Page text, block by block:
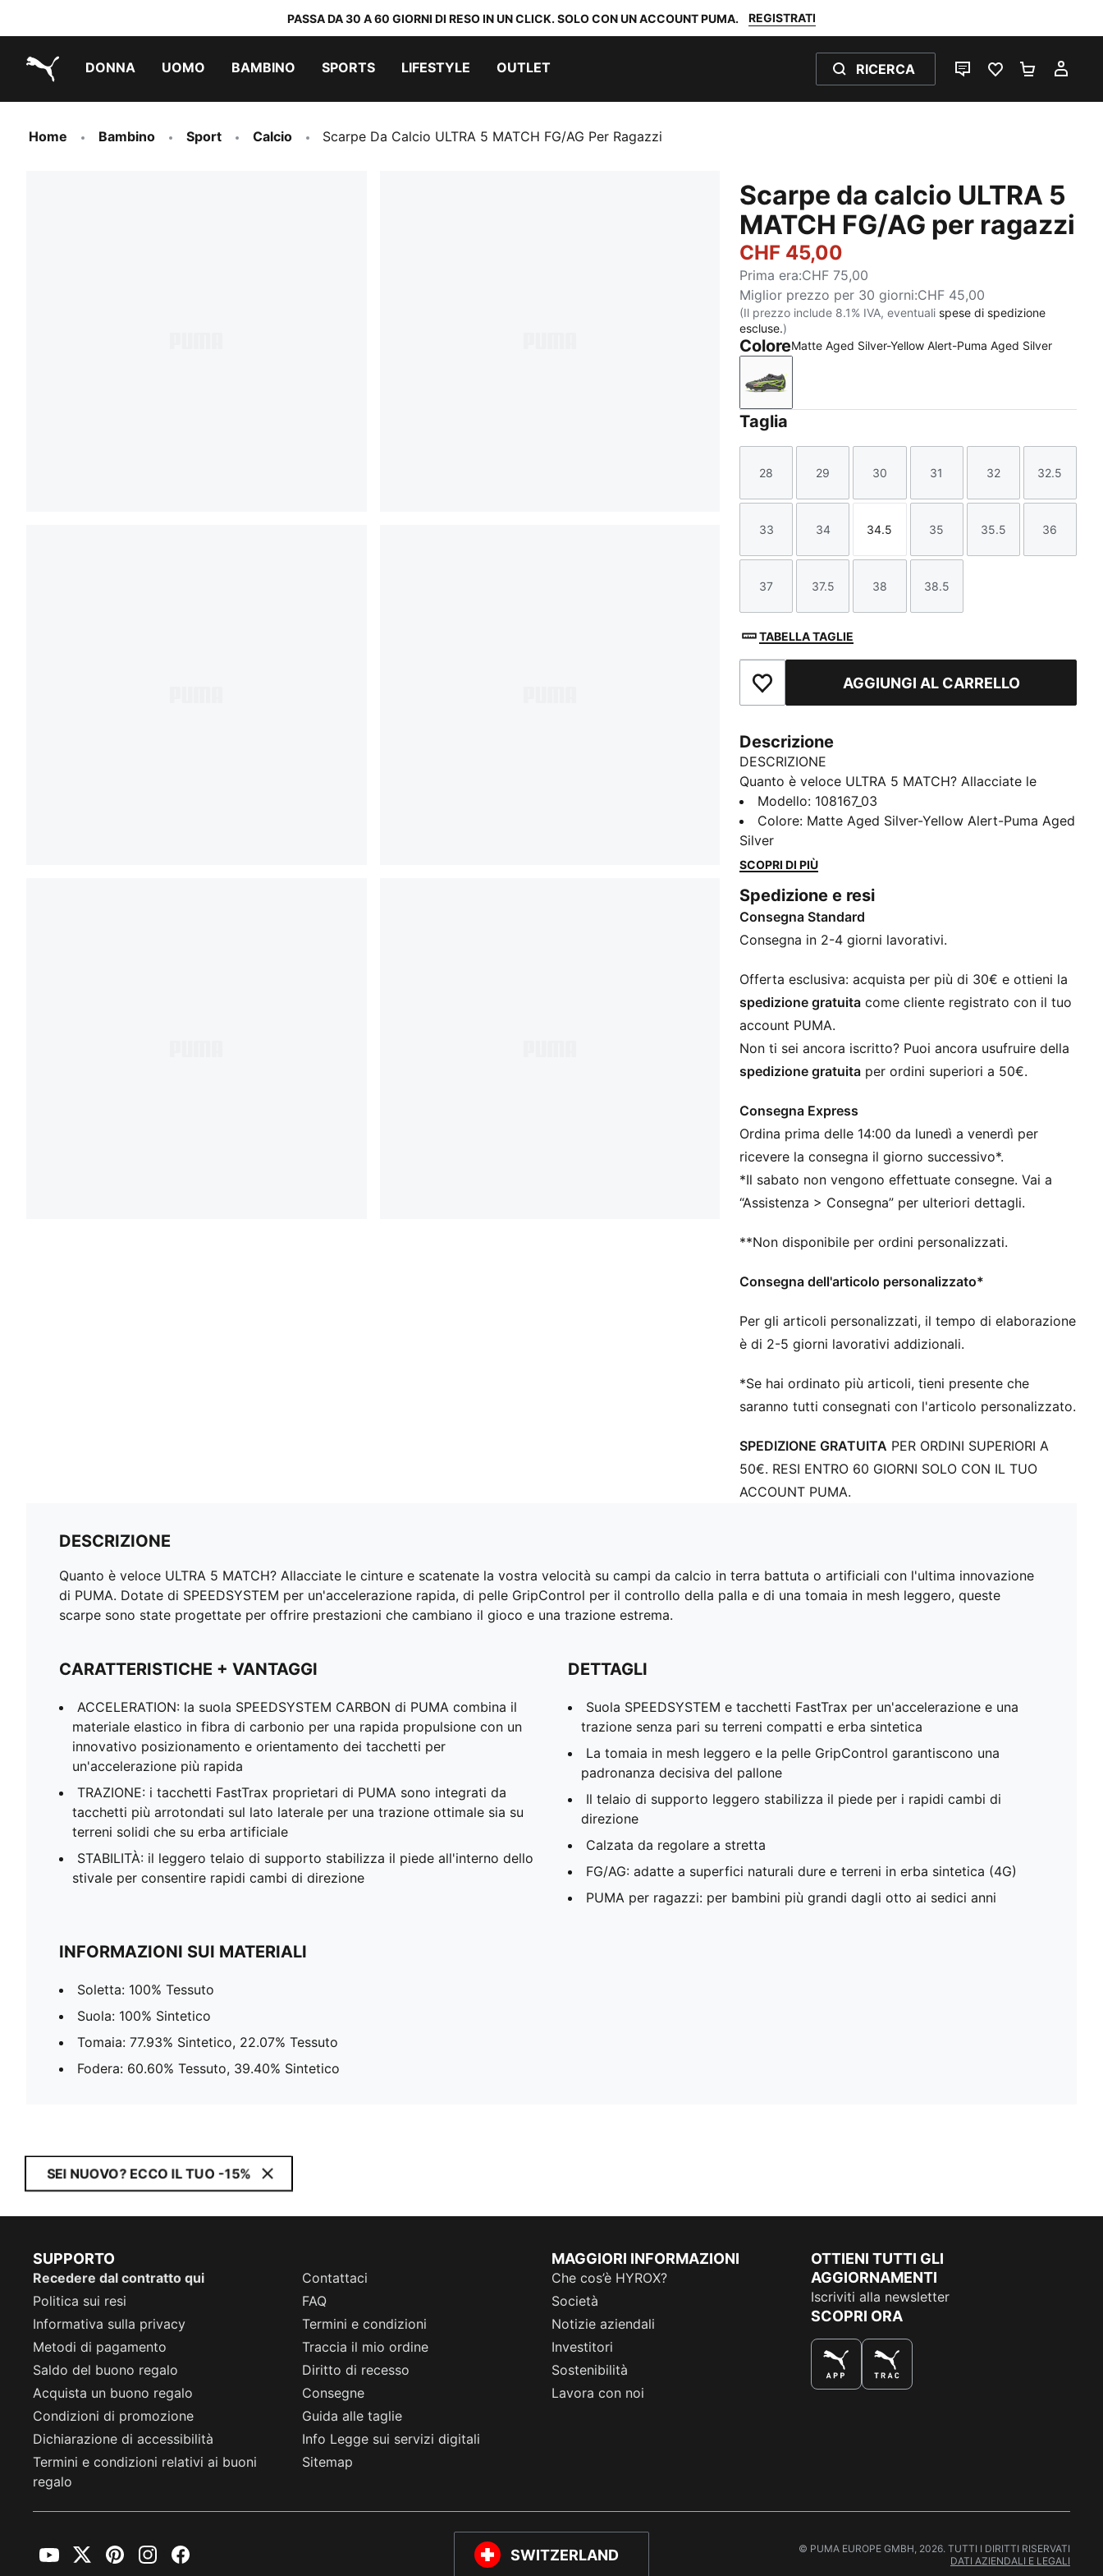
PASSA DA 30 A 60 GIORNI DI RESO IN UN CLICK. SOLO CON UN ACCOUNT PUMA. REGISTRATI
DONNA UOMO BAMBINO SPORTS LIFESTYLE OUTLET RICERCA
CHAT PREFERITI 0
Home Bambino Sport Calcio Scarpe Da Calcio ULTRA 5 MATCH FG/AG Per Ragazzi
Scarpe da calcio ULTRA 5
MATCH FG/AG per ragazzi
CHF 45,00
Prima era:CHF 75,00
Miglior prezzo per 30 giorni:CHF 45,00
(Il prezzo include 8.1% IVA, eventuali spese di spedizione
escluse.)
ColoreMatte Aged Silver-Yellow Alert-Puma Aged Silver
Matte Aged Silver-Yellow Alert-Puma Aged Silver
Taglia
Taglia
28
Taglia
29
Taglia
30
Taglia
31
Taglia
32
Taglia
32.5
Taglia
33
Taglia
34
Taglia
34.5
Taglia
35
Taglia
35.5
Taglia
36
Taglia
37
Taglia
37.5
Taglia
38
Taglia
38.5
TABELLA TAGLIE
Aggiungi ai PreferitiAGGIUNGI AL CARRELLO
Descrizione
DESCRIZIONE
Quanto è veloce ULTRA 5 MATCH? Allacciate le
cinture e scatenate la vostra velocità su campi da
calcio in terra battuta o artificiali con l'ultima
innovazione di PUMA. Dotate di SPEEDSYSTEM per
un'accelerazione rapida, di pelle GripControl per il
queste scarpe sono state progettate per offrire
prestazioni che cambiano il gioco e una trazione
estrema.
ACCELERATION: la suola SPEEDSYSTEM CARBON di
PUMA combina il materiale elastico in fibra di
carbonio per una rapida propulsione con un
tacchetti per un'accelerazione più rapida
TRAZIONE: i tacchetti FastTrax proprietari di PUMA
laterale per una trazione ottimale sia su terreni solidi
che su erba artificiale
STABILITÀ: il leggero telaio di supporto stabilizza il
piede all'interno dello stivale per consentire rapidi
cambi di direzione
Suola SPEEDSYSTEM e tacchetti FastTrax per
un'accelerazione e una trazione senza pari su terreni
compatti e erba sintetica
La tomaia in mesh leggero e la pelle GripControl
garantiscono una padronanza decisiva del pallone
Il telaio di supporto leggero stabilizza il piede per i
rapidi cambi di direzione
FG/AG: adatte a superfici naturali dure e terreni in
erba sintetica (4G)
ai sedici anni
Modello: 108167_03
Colore: Matte Aged Silver-Yellow Alert-Puma Aged
Silver
SCOPRI DI PIÙ
Spedizione e resi
Consegna Standard
Consegna in 2-4 giorni lavorativi.
Offerta esclusiva: acquista per più di 30€ e ottieni la
spedizione gratuita come cliente registrato con il tuo
account PUMA.
Non ti sei ancora iscritto? Puoi ancora usufruire della
spedizione gratuita per ordini superiori a 50€.
Consegna Express
Ordina prima delle 14:00 da lunedì a venerdì per
ricevere la consegna il giorno successivo*.
*Il sabato non vengono effettuate consegne. Vai a
“Assistenza > Consegna” per ulteriori dettagli.
**Non disponibile per ordini personalizzati.
Consegna dell'articolo personalizzato*
Per gli articoli personalizzati, il tempo di elaborazione
è di 2-5 giorni lavorativi addizionali.
*Se hai ordinato più articoli, tieni presente che
saranno tutti consegnati con l'articolo personalizzato.
SPEDIZIONE GRATUITA PER ORDINI SUPERIORI A
50€. RESI ENTRO 60 GIORNI SOLO CON IL TUO
ACCOUNT PUMA.
DESCRIZIONE
Quanto è veloce ULTRA 5 MATCH? Allacciate le cinture e scatenate la vostra velocità su campi da calcio in terra battuta o artificiali con l'ultima innovazione
di PUMA. Dotate di SPEEDSYSTEM per un'accelerazione rapida, di pelle GripControl per il controllo della palla e di una tomaia in mesh leggero, queste
scarpe sono state progettate per offrire prestazioni che cambiano il gioco e una trazione estrema.
CARATTERISTICHE + VANTAGGI
ACCELERATION: la suola SPEEDSYSTEM CARBON di PUMA combina il
materiale elastico in fibra di carbonio per una rapida propulsione con un
innovativo posizionamento e orientamento dei tacchetti per
un'accelerazione più rapida
TRAZIONE: i tacchetti FastTrax proprietari di PUMA sono integrati da
tacchetti più arrotondati sul lato laterale per una trazione ottimale sia su
terreni solidi che su erba artificiale
STABILITÀ: il leggero telaio di supporto stabilizza il piede all'interno dello
stivale per consentire rapidi cambi di direzione
DETTAGLI
Suola SPEEDSYSTEM e tacchetti FastTrax per un'accelerazione e una
trazione senza pari su terreni compatti e erba sintetica
La tomaia in mesh leggero e la pelle GripControl garantiscono una
padronanza decisiva del pallone
Il telaio di supporto leggero stabilizza il piede per i rapidi cambi di
direzione
Calzata da regolare a stretta
FG/AG: adatte a superfici naturali dure e terreni in erba sintetica (4G)
PUMA per ragazzi: per bambini più grandi dagli otto ai sedici anni
INFORMAZIONI SUI MATERIALI
Soletta: 100% Tessuto
Suola: 100% Sintetico
Tomaia: 77.93% Sintetico, 22.07% Tessuto
Fodera: 60.60% Tessuto, 39.40% Sintetico
SEI NUOVO? ECCO IL TUO -15%
SUPPORTO
Recedere dal contratto qui
Contattaci
Politica sui resi
FAQ
Informativa sulla privacy
Termini e condizioni
Metodi di pagamento
Traccia il mio ordine
Saldo del buono regalo
Diritto di recesso
Acquista un buono regalo
Consegne
Condizioni di promozione
Guida alle taglie
Dichiarazione di accessibilità
Info Legge sui servizi digitali
Termini e condizioni relativi ai buoni
regalo
Sitemap
MAGGIORI INFORMAZIONI
Che cos’è HYROX?
Società
Notizie aziendali
Investitori
Sostenibilità
Lavora con noi
OTTIENI TUTTI GLI
AGGIORNAMENTI
Iscriviti alla newsletter
SCOPRI ORA
SWITZERLAND
YouTubeTwitterPinterestInstagramFacebook
© PUMA EUROPE GMBH, 2026. TUTTI I DIRITTI RISERVATI
DATI AZIENDALI E LEGALI